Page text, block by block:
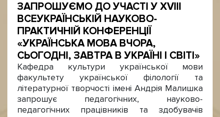
ЗАПРОШУЄМО ДО УЧАСТІ У XVIII
ВСЕУКРАЇНСЬКІЙ НАУКОВО-
ПРАКТИЧНІЙ КОНФЕРЕНЦІЇ
«УКРАЇНСЬКА МОВА ВЧОРА,
СЬОГОДНІ, ЗАВТРА В УКРАЇНІ І СВІТІ»
Кафедра культури української мови
факультету української філології та
літературної творчості імені Андрія Малишка
запрошує педагогічних, науково-
педагогічних працівників та здобувачів